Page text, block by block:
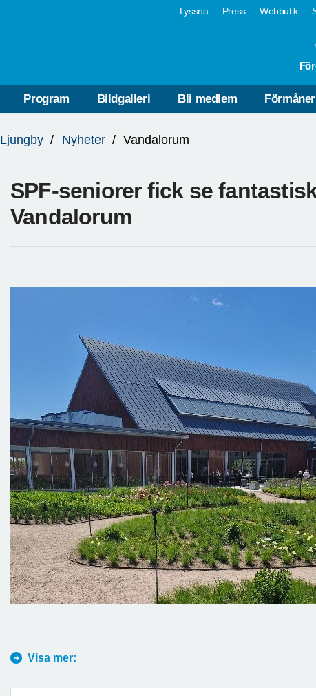
Lyssna Press Webbutik
Program Bildgalleri Bli medlem Förmåner
Ljungby Nyheter Vandalorum
SPF-seniorer fick se
Vandalorum
Visa mer: